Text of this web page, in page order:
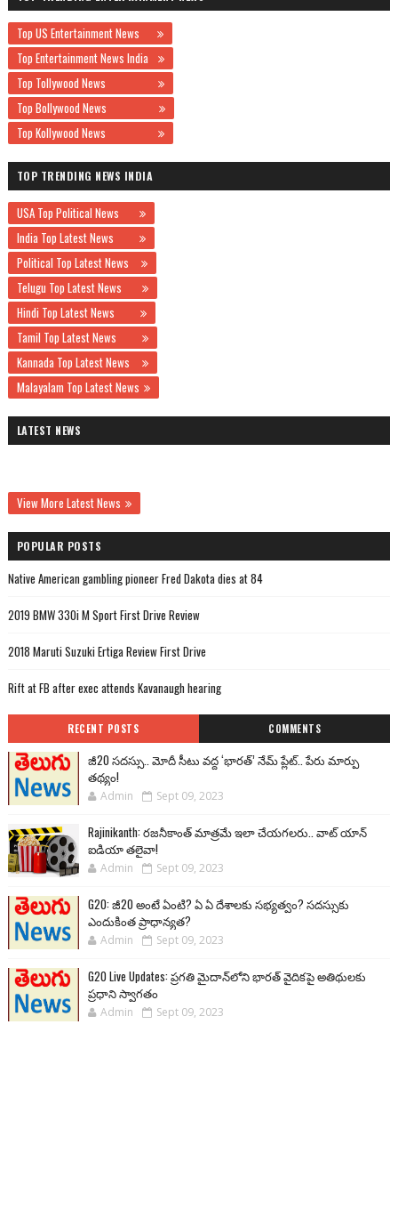
Top US Entertainment News
Top Entertainment News India
Top Tollywood News
Top Bollywood News
Top Kollywood News
TOP TRENDING NEWS INDIA
USA Top Political News
India Top Latest News
Political Top Latest News
Telugu Top Latest News
Hindi Top Latest News
Tamil Top Latest News
Kannada Top Latest News
Malayalam Top Latest News
LATEST NEWS
View More Latest News
POPULAR POSTS
Native American gambling pioneer Fred Dakota dies at 84
2019 BMW 330i M Sport First Drive Review
2018 Maruti Suzuki Ertiga Review First Drive
Rift at FB after exec attends Kavanaugh hearing
RECENT POSTS COMMENTS
జీ20 సదస్సు.. మోదీ సీటు వద్ద ‘భారత్’ నేమ్ ప్లేట్‌.. పేరు మార్పు
తథ్యం!
Admin Sept 09, 2023
Rajinikanth: రజనీకాంత్ మాత్రమే ఇలా చేయగలరు.. వాట్ యాన్
ఐడియా తలైవా!
Admin Sept 09, 2023
G20: జీ20 అంటే ఏంటి? ఏ ఏ దేశాలకు సభ్యత్వం? సదస్సుకు
ఎందుకింత ప్రాధాన్యత?
Admin Sept 09, 2023
G20 Live Updates: ప్రగతి మైదాన్‌లోని భారత్ వైదికపై అతిథులకు
ప్రధాని స్వాగతం
Admin Sept 09, 2023